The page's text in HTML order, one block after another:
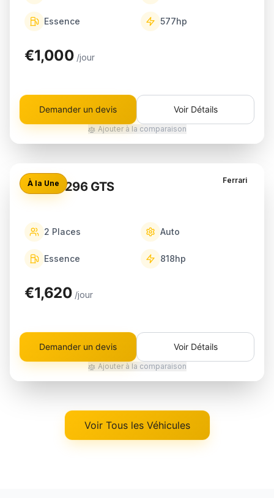
Essence 577hp
€1,000 /jour
Demander un devis Voir Détails
Ajouter à la comparaison
À la Une Ferrari
Ferrari 296 GTS
2 Places Auto
Essence 818hp
€1,620 /jour
Demander un devis Voir Détails
Ajouter à la comparaison
Voir Tous les Véhicules